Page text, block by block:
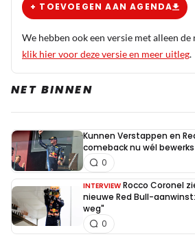
+ TOEVOEGEN AAN AGENDA
We hebben ook een versie met alleen
klik hier voor deze versie en meer uitleg.
NET BINNEN
Kunnen Verstappen en
comeback nu wél
0
INTERVIEW Rocco Coronel
nieuwe Red Bull-
weg"
0